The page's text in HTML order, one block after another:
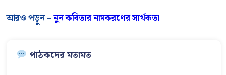
আরও পড়ুন –নুন কবিতার নামকরণের সার্থকতা
পাঠকদের মতামত